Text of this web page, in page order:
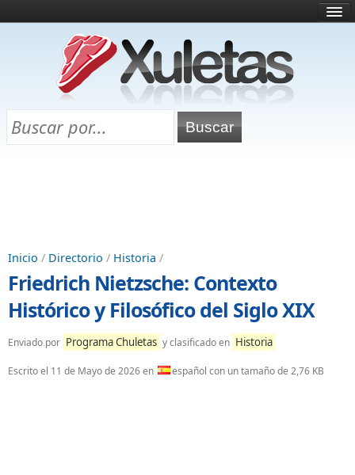
¿Qué es esto?
Directorio
Chuletas para exámenes
Inicio / Directorio / Historia /
Friedrich Nietzsche: Contexto
Histórico y Filosófico del Siglo XIX
Enviado por Programa Chuletas y clasificado en Historia
Escrito el 11 de Mayo de 2026en español con un tamaño de 2,76 KB